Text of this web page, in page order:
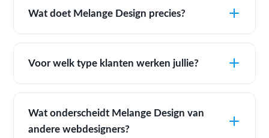
Wat doet Melange Design precies?
Voor welk type klanten werken jullie?
Wat onderscheidt Melange Design van
andere webdesigners?